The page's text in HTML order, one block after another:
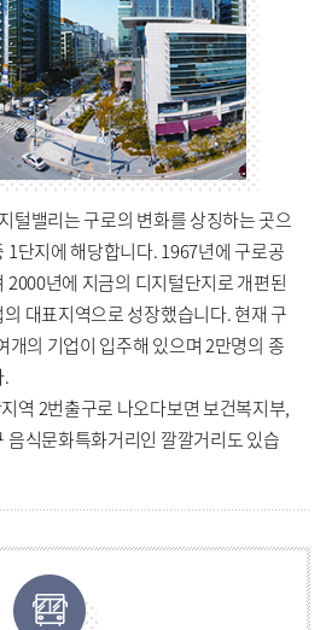
털밸리는 구로의 변화를 상징하는 곳으
1단지에 해당합니다. 1967년에 구로공
2000년에 지금의 디지털단지로 개편된
대표지역으로 성장했습니다. 현재 구
의 기업이 입주해 있으며 2만명의 종
.
역 2번출구로 나오다보면 보건복지부,
음식문화특화거리인 깔깔거리도 있습